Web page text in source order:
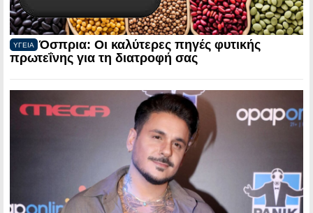
ΥΓΕΙΑ
Όσπρια: Οι καλύτερες πηγές φυτικής
πρωτεΐνης για τη διατροφή σας